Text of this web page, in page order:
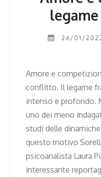
26/01/
Amore e
conflitto. Il legame
intenso e profondo.
uno dei meno
studi delle
questo motivo
psicoanalista Laura
interessante